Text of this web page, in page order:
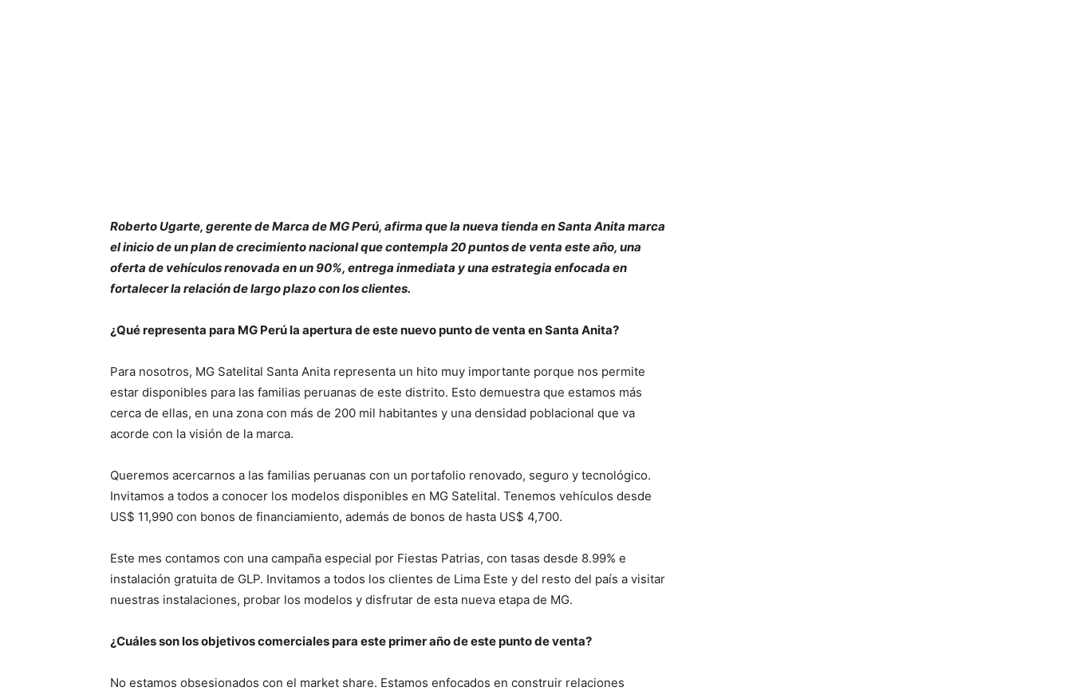
Roberto Ugarte, gerente de Marca de MG Perú, afirma que la nueva tienda en Santa Anita marca
el inicio de un plan de crecimiento nacional que contempla 20 puntos de venta este año, una
oferta de vehículos renovada en un 90%, entrega inmediata y una estrategia enfocada en
fortalecer la relación de largo plazo con los clientes.
¿Qué representa para MG Perú la apertura de este nuevo punto de venta en Santa Anita?
Para nosotros, MG Satelital Santa Anita representa un hito muy importante porque nos permite
estar disponibles para las familias peruanas de este distrito. Esto demuestra que estamos más
cerca de ellas, en una zona con más de 200 mil habitantes y una densidad poblacional que va
acorde con la visión de la marca.
Queremos acercarnos a las familias peruanas con un portafolio renovado, seguro y tecnológico.
Invitamos a todos a conocer los modelos disponibles en MG Satelital. Tenemos vehículos desde
US$ 11,990 con bonos de financiamiento, además de bonos de hasta US$ 4,700.
Este mes contamos con una campaña especial por Fiestas Patrias, con tasas desde 8.99% e
instalación gratuita de GLP. Invitamos a todos los clientes de Lima Este y del resto del país a visitar
nuestras instalaciones, probar los modelos y disfrutar de esta nueva etapa de MG.
¿Cuáles son los objetivos comerciales para este primer año de este punto de venta?
No estamos obsesionados con el market share. Estamos enfocados en construir relaciones